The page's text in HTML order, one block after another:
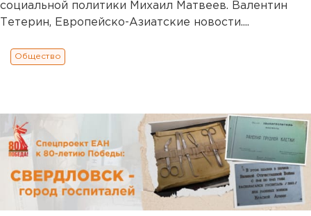
социальной политики Михаил Матвеев. Валентин
Тетерин, Европейско-Азиатские новости....
Общество